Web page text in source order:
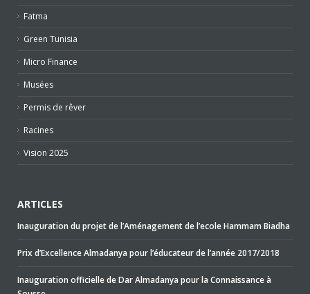
Fatma
Green Tunisia
Micro Finance
Musées
Permis de rêver
Racines
Vision 2025
ARTICLES
Inauguration du projet de l’Aménagement de l’ecole Hammam Biadha
Prix d’Excellence Almadanya pour l’éducateur de l’année 2017/2018
Inauguration officielle de Dar Almadanya pour la Connaissance à